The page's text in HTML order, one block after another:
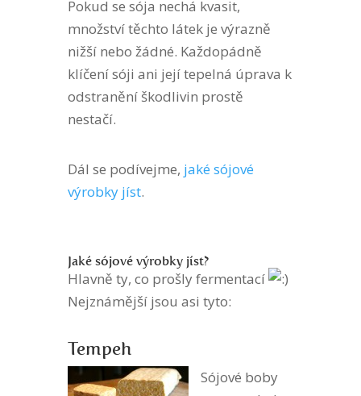
Pokud se sója nechá kvasit,
množství těchto látek je výrazně
nižší nebo žádné. Každopádně
klíčení sóji ani její tepelná úprava k
odstranění škodlivin prostě
nestačí.
Dál se podívejme, jaké sójové
výrobky jíst.
Jaké sójové výrobky jíst?
Hlavně ty, co prošly fermentací
Nejznámější jsou asi tyto:
Tempeh
Sójové boby